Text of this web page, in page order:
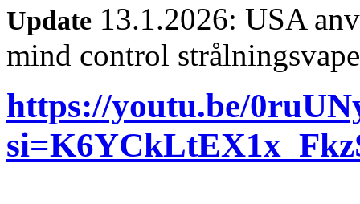
Update 13.1.2026: USA
mind control
https://youtu.be/